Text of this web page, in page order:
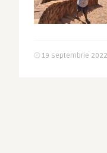
19 septembrie 2022